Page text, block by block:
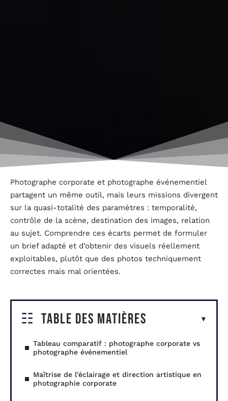
Photographe corporate et photographe événementiel
partagent un même outil, mais leurs missions divergent
sur la quasi-totalité des paramètres : temporalité,
contrôle de la scène, destination des images, relation
au sujet. Comprendre ces écarts permet de formuler
un brief adapté et d’obtenir des visuels réellement
exploitables, plutôt que des photos techniquement
correctes mais mal orientées.
Table des matières
Tableau comparatif : photographe corporate vs
photographe événementiel
Maîtrise de l’éclairage et direction artistique en
photographie corporate